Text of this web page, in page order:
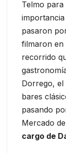
Telmo
pasaron
filmaron en
recorrido
Dorrego,
bares
pasando
Mercado
cargo de